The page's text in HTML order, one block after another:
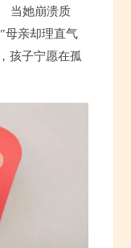
当她崩溃质
母亲却理直气
孩子宁愿在孤